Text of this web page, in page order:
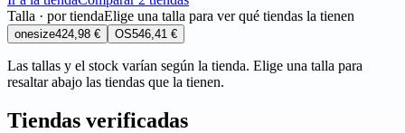
Talla · por tiendaElige una talla para ver qué tiendas la tienen
onesize424,98 € OS546,41 €
Las tallas y el stock varían según la tienda. Elige una talla para
resaltar abajo las tiendas que la tienen.
Tiendas verificadas